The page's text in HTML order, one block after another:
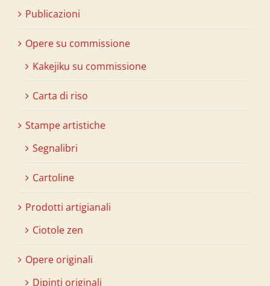
Publicazioni
Opere su commissione
Kakejiku su commissione
Carta di riso
Stampe artistiche
Segnalibri
Cartoline
Prodotti artigianali
Ciotole zen
Opere originali
Dipinti originali